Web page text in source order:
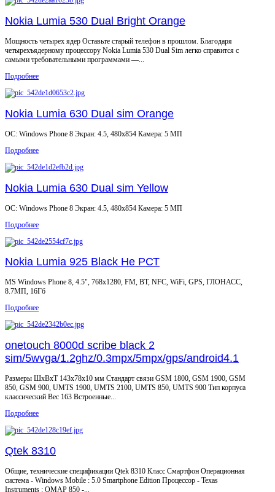
Nokia Lumia 530 Dual Bright Orange
Мощность четырех ядер Оставьте старый телефон в прошлом. Благодаря
четырехъядерному процессору Nokia Lumia 530 Dual Sim легко справится с
самыми требовательными программами —...
Подробнее
Nokia Lumia 630 Dual sim Orange
OC: Windows Phone 8 Экран: 4.5, 480x854 Камера: 5 МП
Подробнее
Nokia Lumia 630 Dual sim Yellow
OC: Windows Phone 8 Экран: 4.5, 480x854 Камера: 5 МП
Подробнее
Nokia Lumia 925 Black Не РСТ
MS Windows Phone 8, 4.5", 768x1280, FM, BT, NFC, WiFi, GPS, ГЛОНАСС,
8.7МП, 16Гб
Подробнее
onetouch 8000d scribe black 2
sim/5wvga/1.2ghz/0.3mpx/5mpx/gps/android4.1
Размеры ШxВxТ 143x78x10 мм Стандарт связи GSM 1800, GSM 1900, GSM
850, GSM 900, UMTS 1900, UMTS 2100, UMTS 850, UMTS 900 Тип корпуса
классический Вес 163 Встроенные...
Подробнее
Qtek 8310
Общие, технические спецификации Qtek 8310 Класс Смартфон Операционная
система - Windows Mobile : 5.0 Smartphone Edition Процессор - Texas
Instruments : OMAP 850 -...